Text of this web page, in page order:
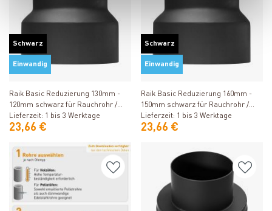
Schwarz
Einwandig
Produkt ansehen
Raik Basic Reduzierung 130mm -
120mm schwarz für Rauchrohr /
Ofenrohr
Lieferzeit: 1 bis 3 Werktage
23,66 €
Schwarz
Einwandig
Produkt ansehen
Raik Basic Reduzierung 160mm -
150mm schwarz für Rauchrohr /
Ofenrohr
Lieferzeit: 1 bis 3 Werktage
23,66 €